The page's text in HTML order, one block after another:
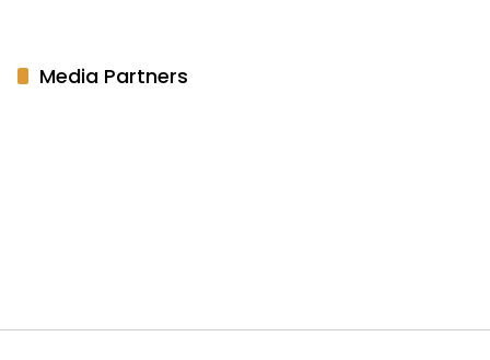
Media Partners